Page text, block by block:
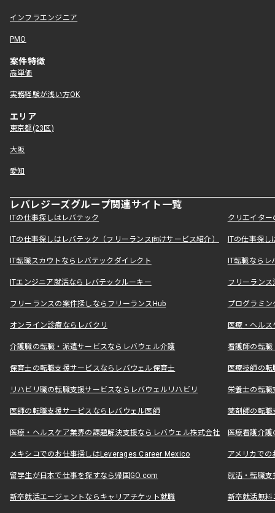
インフラエンジニア
PMO
案件特徴
高単価
実務経験が浅い方OK
エリア
東京都(23区)
大阪
愛知
レバレジーズグループ関連サイト一覧
ITの仕事探しはレバテック クリエイタ
ITの仕事探しはレバテック（フリーランス向けサービス紹介） ITの仕事探
IT転職スカウトならレバテックダイレクト IT転職なら
ITエンジニア就活ならレバテックルーキー フリーラン
フリーランスの案件探しならフリーランスHub プログラミ
オンライン診療ならレバクリ 医療・ヘル
介護職の転職・派遣サービスならレバウェル介護 看護師の転
保育士の転職支援サービスならレバウェル保育士 医療技師の
リハビリ職の転職支援サービスならレバウェルリハビリ 栄養士の転
医師の転職支援サービスならレバウェル医師 薬剤師の転
医療・ヘルスケア業界の課題解決支援ならレバウェル株式会社 医療看護介
メキシコでのお仕事探しはLeverages Career Mexico アメリカで
留学生が日本で仕事を探すなら帰国GO.com 就活・転職
新卒就活エージェントならキャリアチケット就職 新卒就活無料